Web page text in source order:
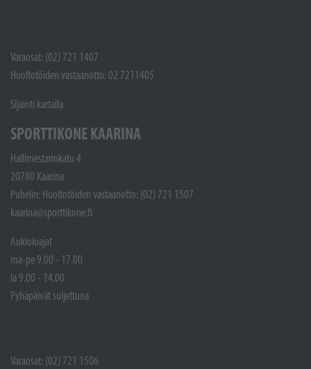
Varaosat: (02) 721 1407
Huoltotöiden vastaanotto: 02 7211405
Sijainti kartalla
SPORTTIKONE KAARINA
Hallimestarinkatu 4
20780 Kaarina
Puhelin: Huoltotöiden vastaanotto: (02) 721 1507
kaarina@sporttikone.fi
Aukioloajat
ma-pe 9.00 - 17.00
la 9.00 - 14.00
Pyhäpäivät suljettuna
Varaosat: (02) 721 1506